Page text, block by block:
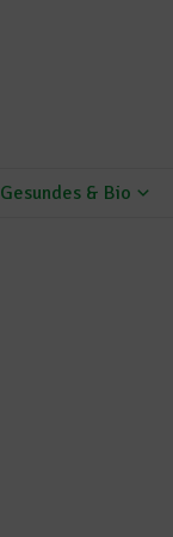
Gesundes & Bio